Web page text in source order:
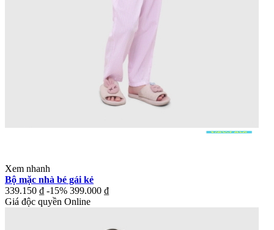
Xem nhanh
Bộ mặc nhà bé gái kẻ
339.150 ₫ -15% 399.000 ₫
Giá độc quyền Online